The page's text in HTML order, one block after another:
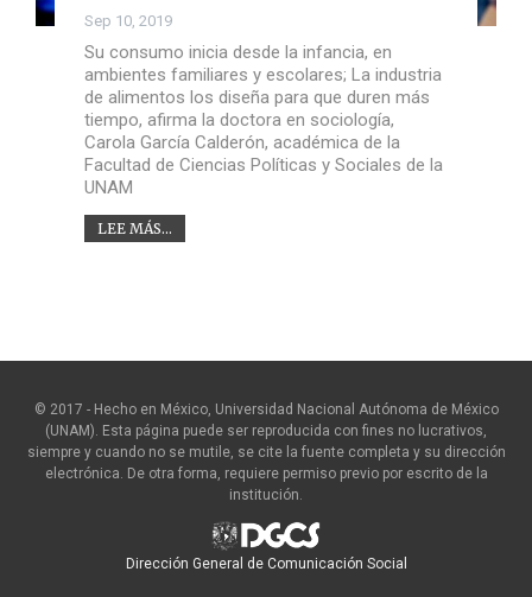
Sep 10, 2019
Su consumo inicia desde la infancia, en
ambientes familiares y escolares; La industria
de alimentos los diseña para que duren más
tiempo, afirma la doctora en sociología,
Carola García Calderón, académica de la
Facultad de Ciencias Políticas y Sociales de la
UNAM
LEE MÁS...
© 2017 - Hecho en México, Universidad Nacional Autónoma de México
(UNAM). Esta página puede ser reproducida con fines no lucrativos,
siempre y cuando no se mutile, se cite la fuente completa y su dirección
electrónica. De otra forma, requiere permiso previo por escrito de la
institución.
Dirección General de Comunicación Social